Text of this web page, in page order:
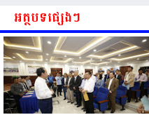
អត្ថបទផ្សេងៗ